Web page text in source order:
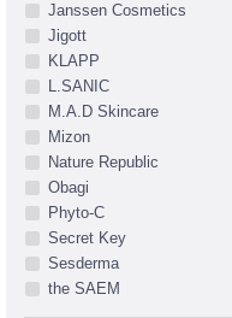
Janssen Cosmetics
Jigott
KLAPP
L.SANIC
M.A.D Skincare
Mizon
Nature Republic
Obagi
Phyto-C
Secret Key
Sesderma
the SAEM